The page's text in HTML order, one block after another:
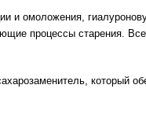
омоложения,
процессы старения.
который